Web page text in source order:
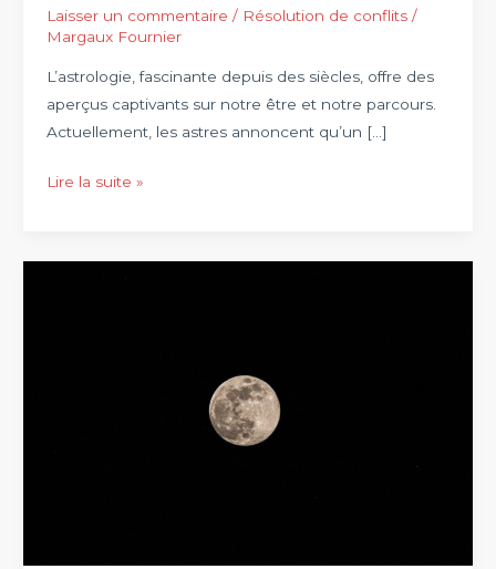
Laisser un commentaire / Résolution de conflits/
Margaux Fournier
L’astrologie, fascinante depuis des siècles, offre des
aperçus captivants sur notre être et notre parcours.
Actuellement, les astres annoncent qu’un […]
Astrologie
signe
Lire la suite »